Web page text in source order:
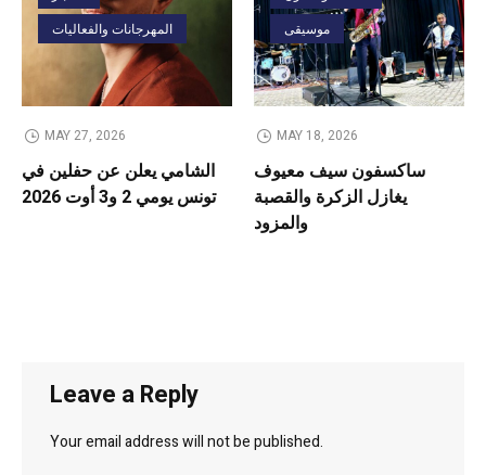
المهرجانات والفعاليات
MAY 27, 2026
الشامي يعلن عن حفلين في
تونس يومي 2 و3 أوت 2026
موسيقى
MAY 18, 2026
ساكسفون سيف معيوف
يغازل الزكرة والقصبة
والمزود
Leave a Reply
Your email address will not be published.